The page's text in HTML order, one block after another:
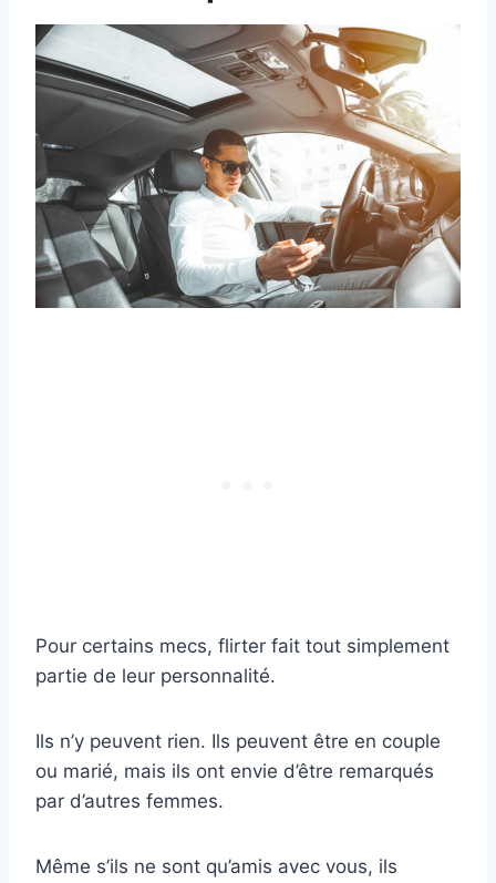
Pour certains mecs, flirter fait tout simplement
partie de leur personnalité.
Ils n’y peuvent rien. Ils peuvent être en couple
ou marié, mais ils ont envie d’être remarqués
par d’autres femmes.
Même s’ils ne sont qu’amis avec vous, ils